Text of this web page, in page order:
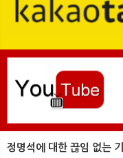
정명석에 대한 끊임 없는